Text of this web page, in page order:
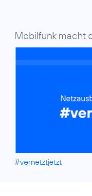
Mobilfunk macht
#vernetztjetzt